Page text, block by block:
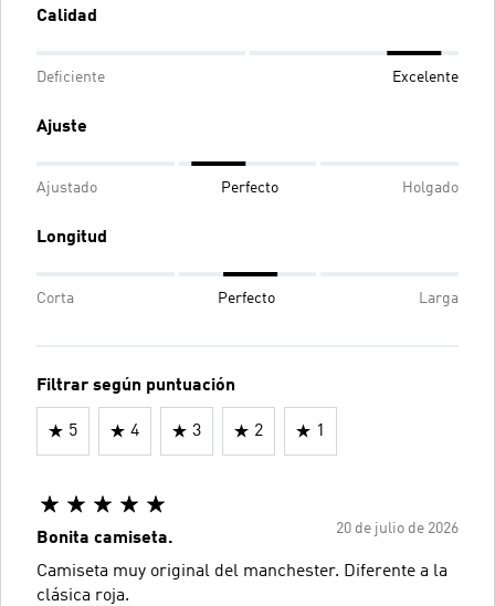
Calidad
Deficiente Excelente
Ajuste
Ajustado Perfecto Holgado
Longitud
Corta Perfecto Larga
Filtrar según puntuación
5 4 3 2 1
20 de julio de 2026
Bonita camiseta.
Camiseta muy original del manchester. Diferente a la
clásica roja.